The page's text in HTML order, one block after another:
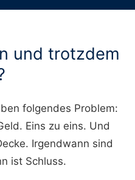
und trotzdem
folgendes Problem:
Eins zu eins. Und
Irgendwann sind
ist Schluss.